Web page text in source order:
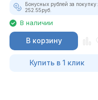
Бонусных рублей за покупку:
252.55руб.
В наличии
В корзину
Купить в 1 клик